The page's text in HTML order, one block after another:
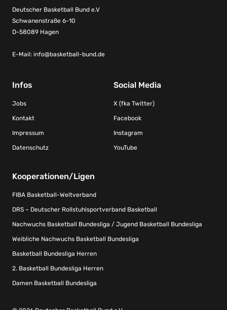
Deutscher Basketball Bund e.V
Schwanenstraße 6-10
D-58089 Hagen
E-Mail: info@basketball-bund.de
Infos
Jobs
Kontakt
Impressum
Datenschutz
Social Media
X (fka Twitter)
Facebook
Instagram
YouTube
Kooperationen/Ligen
FIBA Basketball-Weltverband
DRS – Deutscher Rollstuhlsportverband Basketball
Nachwuchs Basketball Bundesliga / Jugend Basketball Bundesliga
Weibliche Nachwuchs Basketball Bundesliga
Basketball Bundesliga Herren
2. Basketball Bundesliga Herren
Damen Basketball Bundesliga